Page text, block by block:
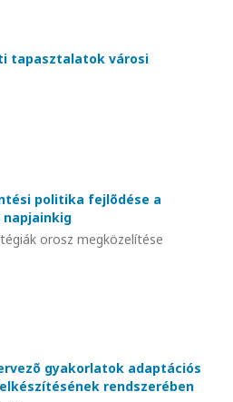
tapasztalatok városi
politika fejlõdése a
orosz megközelítése
gyakorlatok adaptációs
rendszerében